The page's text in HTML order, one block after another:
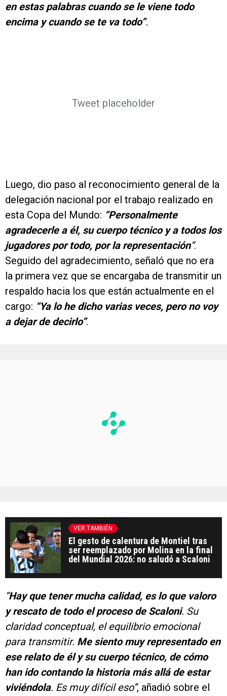
en estas palabras cuando se le viene todo
encima y cuando se te va todo”.
Tweet placeholder
Luego, dio paso al reconocimiento general de la
delegación nacional por el trabajo realizado en
esta Copa del Mundo: “Personalmente
agradecerle a él, su cuerpo técnico y a todos los
jugadores por todo, por la representación“.
Seguido del agradecimiento, señaló que no era
la primera vez que se encargaba de transmitir un
respaldo hacia los que están actualmente en el
cargo: “Ya lo he dicho varias veces, pero no voy
a dejar de decirlo”.
VER TAMBIÉN
El gesto de calentura de Montiel tras
ser reemplazado por Molina en la final
del Mundial 2026: no saludó a Scaloni
“Hay que tener mucha calidad, es lo que valoro
y rescato de todo el proceso de Scaloni. Su
claridad conceptual, el equilibrio emocional
para transmitir. Me siento muy representado en
ese relato de él y su cuerpo técnico, de cómo
han ido contando la historia más allá de estar
viviéndola. Es muy difícil eso”, añadió sobre el